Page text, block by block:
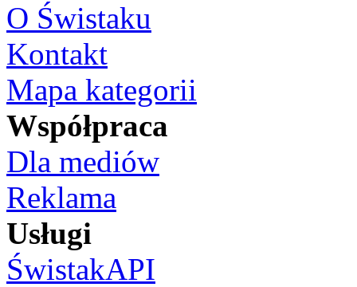
O Świstaku
Kontakt
Mapa kategorii
Współpraca
Dla mediów
Reklama
Usługi
ŚwistakAPI